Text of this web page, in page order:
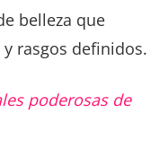
belleza que
rasgos definidos.
poderosas de